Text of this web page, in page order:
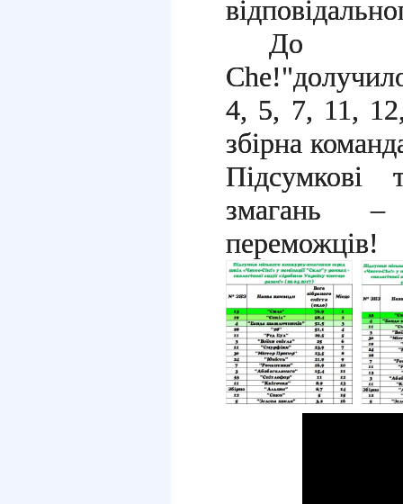
До
4, 5, 7, 11,
збірна
Підсумкові
змагань –
переможців!